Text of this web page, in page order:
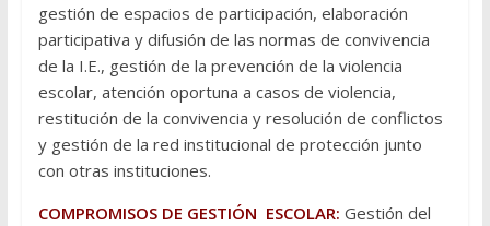
gestión de espacios de participación, elaboración
participativa y difusión de las normas de convivencia
de la I.E., gestión de la prevención de la violencia
escolar, atención oportuna a casos de violencia,
restitución de la convivencia y resolución de conflictos
y gestión de la red institucional de protección junto
con otras instituciones.
COMPROMISOS DE GESTIÓN ESCOLAR: Gestión del